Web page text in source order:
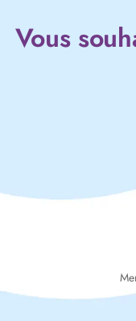
Vous